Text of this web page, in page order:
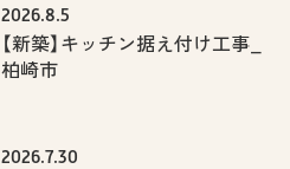
2026.8.5
【新築】キッチン据え付け工事_
柏崎市
2026.7.30